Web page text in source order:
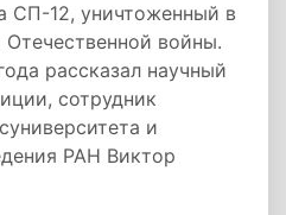
СП-12, уничтоженный в
войны.
рассказал научный
сотрудник
и
РАН Виктор